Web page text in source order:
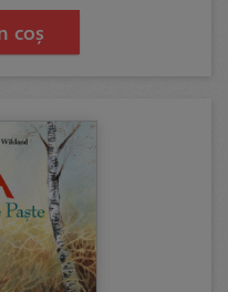
coș